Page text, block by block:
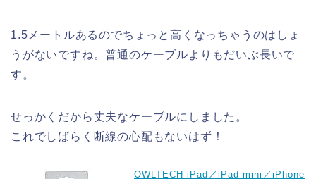
1.5メートルあるのでちょっと高くなっちゃうのはしょ
うがないですね。普通のケーブルよりもだいぶ長いで
す。
せっかくだから丈夫なケーブルにしました。
これでしばらく断線の心配もないはず！
OWLTECH iPad／iPad mini／iPhone